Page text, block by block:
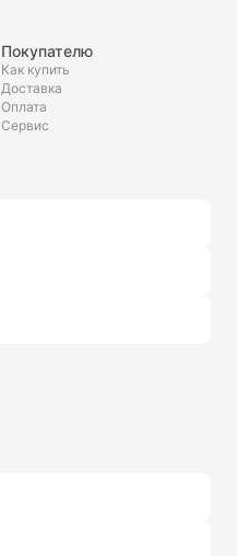
Покупателю
Как купить
Доставка
Оплата
Сервис